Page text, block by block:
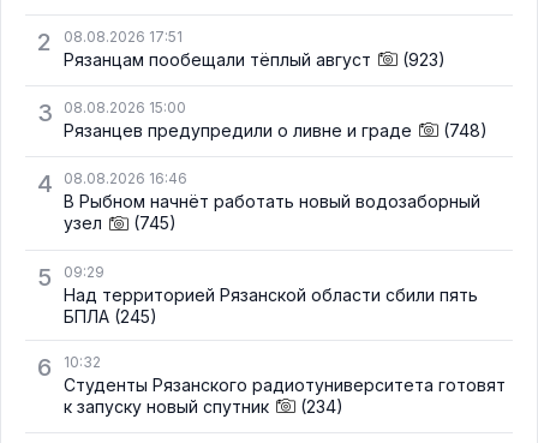
2 08.08.2026 17:51
Рязанцам пообещали тёплый август (923)
3 08.08.2026 15:00
Рязанцев предупредили о ливне и граде (748)
4 08.08.2026 16:46
В Рыбном начнёт работать новый водозаборный
узел
(745)
5 09:29
Над территорией Рязанской области сбили пять
БПЛА (245)
6 10:32
Студенты Рязанского радиотуниверситета готовят
к запуску новый спутник
(234)